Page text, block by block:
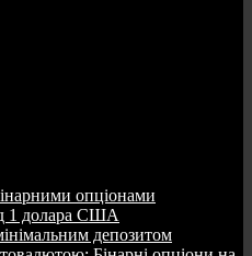
опціонами
1 долара США
депозитом